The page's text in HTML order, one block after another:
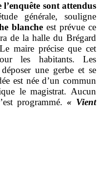
l’enquête sont attendus
générale, souligne
blancheest prévue ce
de la halle du Brégard
maire précise que cet
les habitants. Les
une gerbe et se
est née d’un commun
le magistrat. Aucun
programmé. « Vient